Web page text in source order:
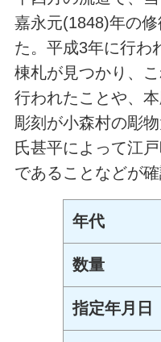
嘉永元(1848)年の
た。平成3年に行わ
棟札が見つかり、
行われたことや、
彫刻が小森村の彫
氏甚平によって江
であることなどが確
年代
数量
指定年月日